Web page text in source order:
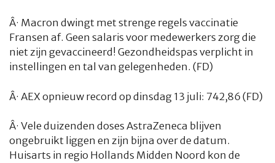
Â· Macron dwingt met strenge regels vaccinatie
Fransen af. Geen salaris voor medewerkers zorg die
niet zijn gevaccineerd! Gezondheidspas verplicht in
instellingen en tal van gelegenheden. (FD)
Â· AEX opnieuw record op dinsdag 13 juli: 742,86 (FD)
Â· Vele duizenden doses AstraZeneca blijven
ongebruikt liggen en zijn bijna over de datum.
Huisarts in regio Hollands Midden Noord kon de